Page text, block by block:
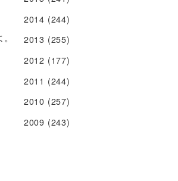
2014 (244)
2013 (255)
2012 (177)
2011 (244)
2010 (257)
2009 (243)